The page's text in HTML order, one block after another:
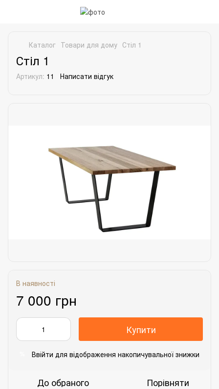
Каталог Товари для дому Стіл 1
Стіл 1
Артикул: 11 Написати відгук
В наявності
7 000 грн
Купити
Ввійти для відображення накопичувальної знижки
До обраного Порівняти